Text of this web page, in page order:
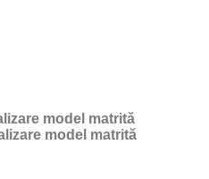
model matrită